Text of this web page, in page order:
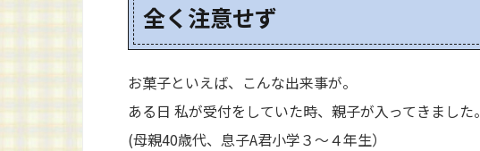
全く注意せず
お菓子といえば、こんな出来事が。
ある日 私が受付をしていた時、親子が入ってきました。
(母親40歳代、息子A君小学３～４年生）